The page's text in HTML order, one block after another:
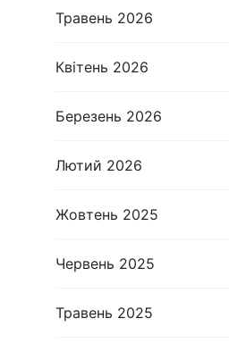
Травень 2026
Квітень 2026
Березень 2026
Лютий 2026
Жовтень 2025
Червень 2025
Травень 2025